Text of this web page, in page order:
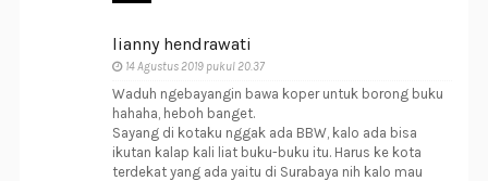
lianny hendrawati
14 Agustus 2019 pukul 20.37
Waduh ngebayangin bawa koper untuk borong buku
hahaha, heboh banget.
Sayang di kotaku nggak ada BBW, kalo ada bisa
ikutan kalap kali liat buku-buku itu. Harus ke kota
terdekat yang ada yaitu di Surabaya nih kalo mau